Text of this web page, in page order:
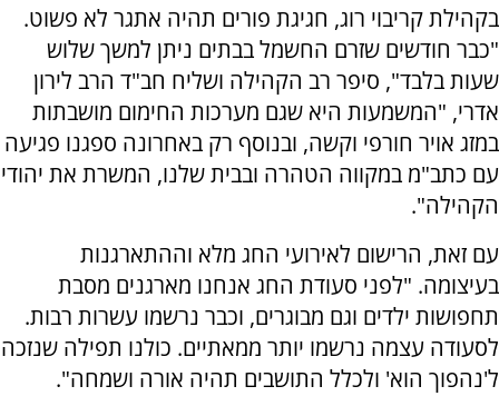
בקהילת קריבוי רוג, חגיגת פורים תהיה אתגר לא פשוט.
"כבר חודשים שזרם החשמל בבתים ניתן למשך שלוש
שעות בלבד", סיפר רב הקהילה ושליח חב"ד הרב לירון
אדרי, "המשמעות היא שגם מערכות החימום מושבתות
במזג אויר חורפי וקשה, ובנוסף רק באחרונה ספגנו פגיעה
עם כתב"מ במקווה הטהרה ובבית שלנו, המשרת את יהודי
הקהילה".
עם זאת, הרישום לאירועי החג מלא וההתארגנות
בעיצומה. "לפני סעודת החג אנחנו מארגנים מסבת
תחפושות ילדים וגם מבוגרים, וכבר נרשמו עשרות רבות.
לסעודה עצמה נרשמו יותר ממאתיים. כולנו תפילה שנזכה
ל'נהפוך הוא' ולכלל התושבים תהיה אורה ושמחה".